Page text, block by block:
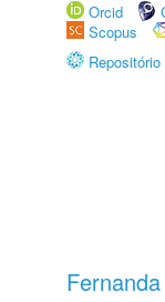
Orcid
Scopus